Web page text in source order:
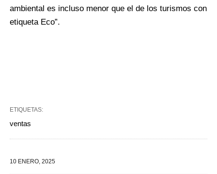
ambiental es incluso menor que el de los turismos con
etiqueta Eco”.
ETIQUETAS:
ventas
10 ENERO, 2025